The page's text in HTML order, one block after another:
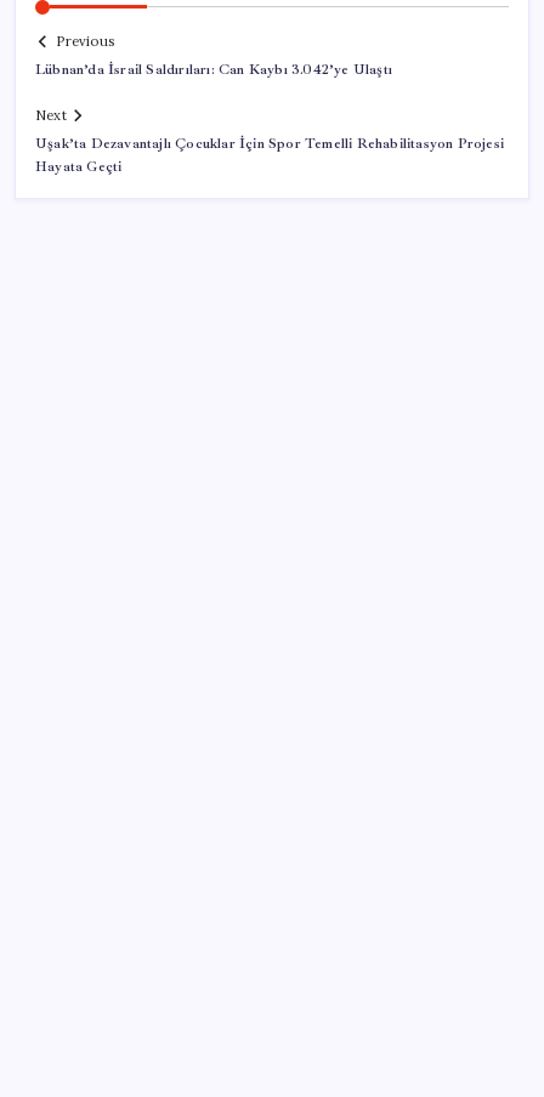
Previous
Lübnan’da İsrail Saldırıları: Can Kaybı 3.042’ye Ulaştı
Next
Uşak’ta Dezavantajlı Çocuklar İçin Spor Temelli Rehabilitasyon Projesi
Hayata Geçti